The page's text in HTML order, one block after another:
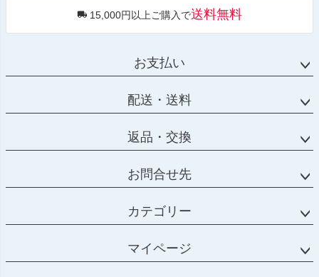
15,000円以上ご購入で送料無料
お支払い
配送・送料
返品・交換
お問合せ先
カテゴリー
マイページ